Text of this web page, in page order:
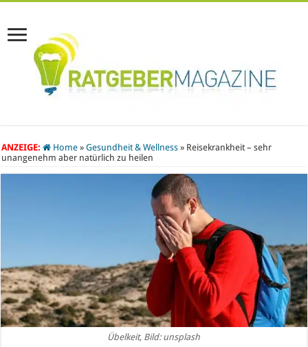
ANZEIGE: Home » Gesundheit & Wellness » Reisekrankheit – sehr
unangenehm aber natürlich zu heilen
Übelkeit, Bild: unsplash